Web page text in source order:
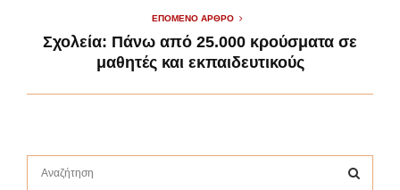
ΕΠΌΜΕΝΟ ΆΡΘΡΟ
Σχολεία: Πάνω από 25.000 κρούσματα σε
μαθητές και εκπαιδευτικούς